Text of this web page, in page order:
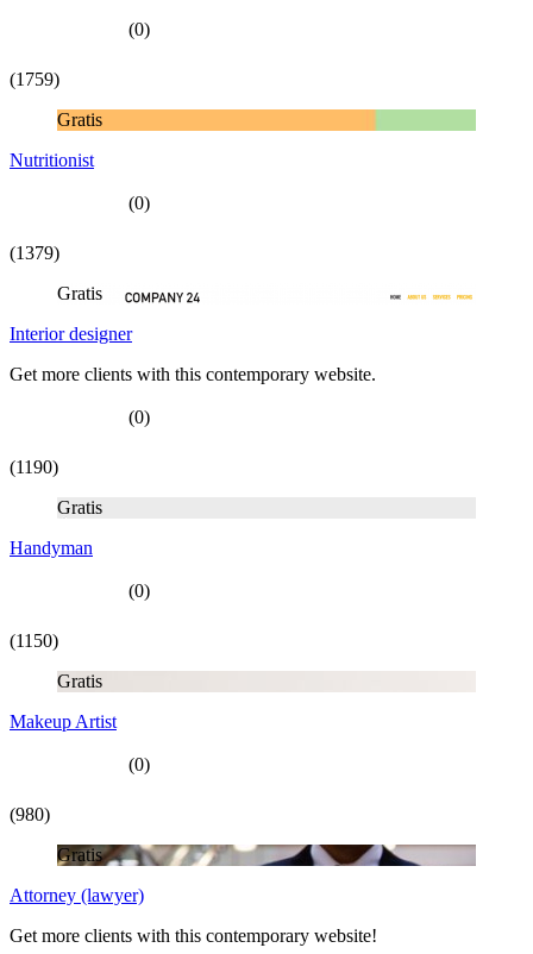
(0)
(1759)
Gratis
Nutritionist
(0)
(1379)
Gratis
Interior designer
Get more clients with this contemporary website.
(0)
(1190)
Gratis
Handyman
(0)
(1150)
Gratis
Makeup Artist
(0)
(980)
Gratis
Attorney (lawyer)
Get more clients with this contemporary website!